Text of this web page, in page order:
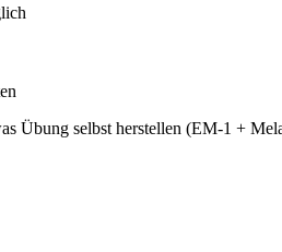
Übung selbst herstellen (EM-1 +